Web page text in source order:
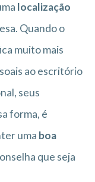
localização
Quando o
muito mais
ao escritório
seus
forma, é
uma boa
que seja